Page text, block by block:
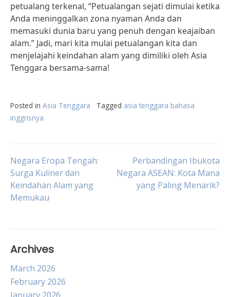
petualang terkenal, “Petualangan sejati dimulai ketika
Anda meninggalkan zona nyaman Anda dan
memasuki dunia baru yang penuh dengan keajaiban
alam.” Jadi, mari kita mulai petualangan kita dan
menjelajahi keindahan alam yang dimiliki oleh Asia
Tenggara bersama-sama!
Posted in Asia Tenggara Tagged asia tenggara bahasa
inggrisnya
Post
navigation
Negara Eropa Tengah:
Surga Kuliner dan
Keindahan Alam yang
Memukau
Perbandingan Ibukota
Negara ASEAN: Kota Mana
yang Paling Menarik?
Archives
March 2026
February 2026